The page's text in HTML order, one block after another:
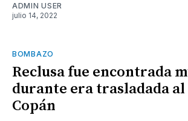
ADMIN USER
julio 14, 2022
BOMBAZO
Reclusa fue encontrada
durante era trasladada al
Copán